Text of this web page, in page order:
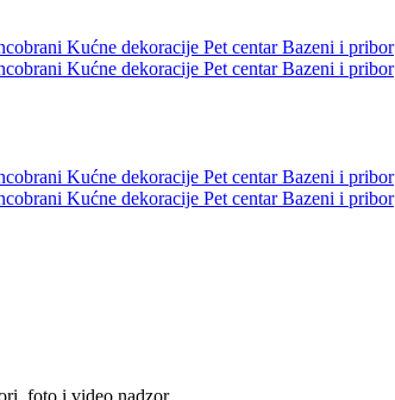
Kućne dekoracije Pet centarBazeni i pribor
Kućne dekoracije Pet centarBazeni i pribor
Kućne dekoracije Pet centarBazeni i pribor
Kućne dekoracije Pet centarBazeni i pribor
foto i video nadzor.